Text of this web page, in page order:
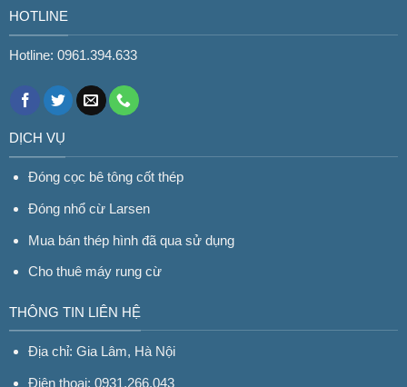
HOTLINE
Hotline: 0961.394.633
DỊCH VỤ
Đóng cọc bê tông cốt thép
Đóng nhổ cừ Larsen
Mua bán thép hình đã qua sử dụng
Cho thuê máy rung cừ
THÔNG TIN LIÊN HỆ
Địa chỉ: Gia Lâm, Hà Nội
Điện thoại: 0931.266.043